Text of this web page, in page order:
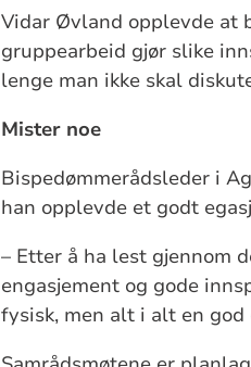
Vidar Øvland opplevde at
gruppearbeid gjør slike
lenge man ikke skal
Mister noe
Bispedømmerådsleder i
han opplevde et godt
– Etter å ha lest gjennom
engasjement og gode
fysisk, men alt i alt en god